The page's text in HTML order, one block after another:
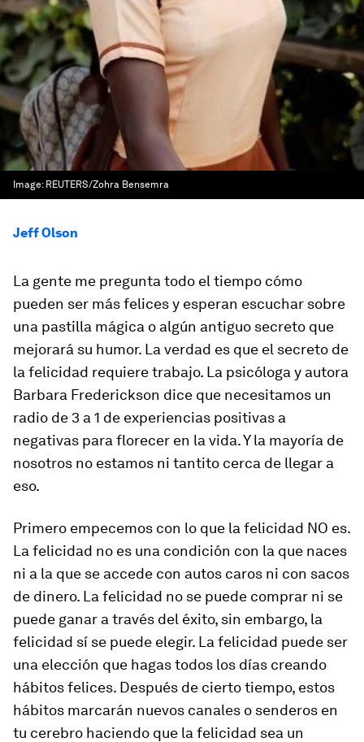
Image: REUTERS/Zohra Bensemra
Jeff Olson
La gente me pregunta todo el tiempo cómo
pueden ser más felices y esperan escuchar sobre
una pastilla mágica o algún antiguo secreto que
mejorará su humor. La verdad es que el secreto de
la felicidad requiere trabajo. La psicóloga y autora
Barbara Frederickson dice que necesitamos un
radio de 3 a 1 de experiencias positivas a
negativas para florecer en la vida. Y la mayoría de
nosotros no estamos ni tantito cerca de llegar a
eso.
Primero empecemos con lo que la felicidad NO es.
La felicidad no es una condición con la que naces
ni a la que se accede con autos caros ni con sacos
de dinero. La felicidad no se puede comprar ni se
puede ganar a través del éxito, sin embargo, la
felicidad sí se puede elegir. La felicidad puede ser
una elección que hagas todos los días creando
hábitos felices. Después de cierto tiempo, estos
hábitos marcarán nuevos canales o senderos en
tu cerebro haciendo que la felicidad sea un